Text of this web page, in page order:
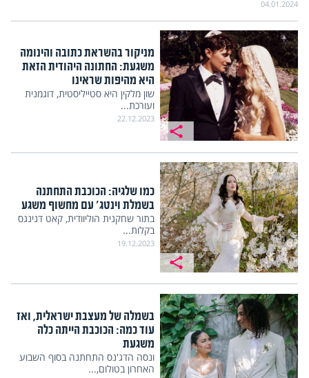
04.01.2024
מניקור בהשראת כתובה והינומה
משגעת: החתונה היהודית הזאת
היא מהיפות שראינו
שון מלקין היא סטייליסטית, דוגמנית
ועורכת...
22.12.2023
כמו שלגיה: הכוכבת התחתנה
בשמלת וינטג' עם מחשוף משגע
בתור שחקנית הוליוודית, קאט דנינגס
בקלות...
19.12.2023
בשמלה של מעצבת ישראלית, ואז
עוד כמה: הכוכבת הייתה כלה
משגעת
ונסה הדג'נס התחתנה בסוף השבוע
האחרון בטולום,...